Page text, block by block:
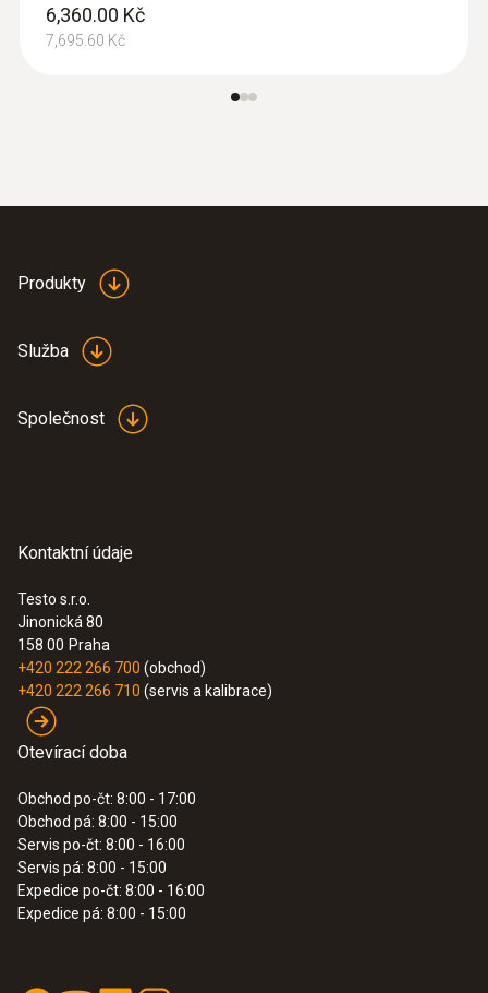
4,041.40 Kč
:0560 4102
testo 410-2 - vrtulkový anemometr
6,360.00 Kč
7,695.60 Kč
Produkty
Služba
Společnost
Kontaktní údaje
Testo s.r.o.
Jinonická 80
158 00 Praha
+420 222 266 700 (obchod)
+420 222 266 710 (servis a kalibrace)
Otevírací doba
Obchod po-čt: 8:00 - 17:00
Obchod pá: 8:00 - 15:00
Servis po-čt: 8:00 - 16:00
Servis pá: 8:00 - 15:00
Expedice po-čt: 8:00 - 16:00
Expedice pá: 8:00 - 15:00